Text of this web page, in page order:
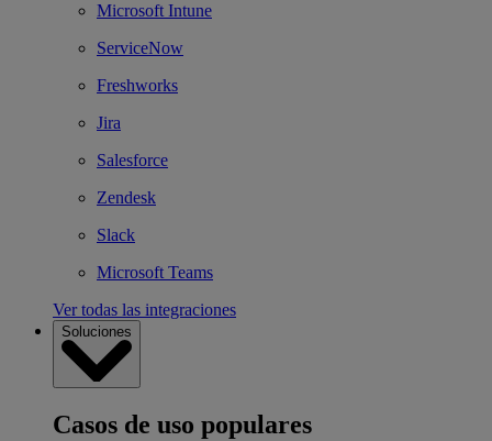
Microsoft Intune
ServiceNow
Freshworks
Jira
Salesforce
Zendesk
Slack
Microsoft Teams
Ver todas las integraciones
Soluciones
Casos de uso populares